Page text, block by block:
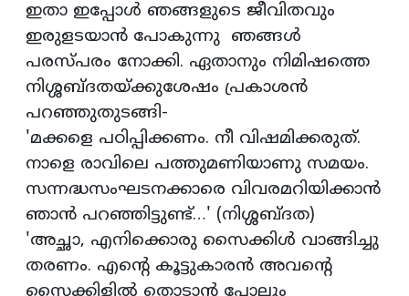
ഇതാ ഇപ്പോള്‍ ഞങ്ങളുടെ ജീവിതവും
ഇരുളടയാന്‍ പോകുന്നു ഞങ്ങള്‍
പരസ്പരം നോക്കി. ഏതാനും നിമിഷത്തെ
നിശ്ശബ്ദതയ്ക്കുശേഷം പ്രകാശന്‍
പറഞ്ഞുതുടങ്ങി-
'മക്കളെ പഠിപ്പിക്കണം. നീ വിഷമിക്കരുത്.
നാളെ രാവിലെ പത്തുമണിയാണു സമയം.
സന്നദ്ധസംഘടനക്കാരെ വിവരമറിയിക്കാന്‍
ഞാന്‍ പറഞ്ഞിട്ടുണ്ട്…' (നിശ്ശബ്ദത)
'അച്ഛാ, എനിക്കൊരു സൈക്കിള്‍ വാങ്ങിച്ചു
തരണം. എന്റെ കൂട്ടുകാരന്‍ അവന്റെ